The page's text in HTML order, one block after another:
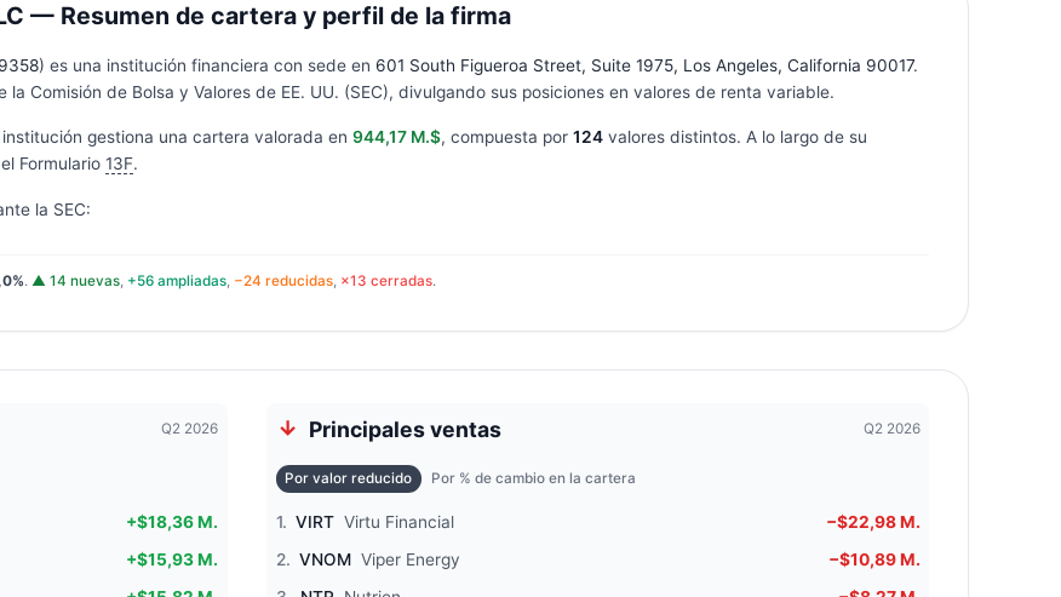
— Resumen de cartera y perfil de la firma
) es una institución financiera con sede en 601 South Figueroa Street, Suite 1975, Los Angeles, California 90017.
la Comisión de Bolsa y Valores de EE. UU. (SEC), divulgando sus posiciones en valores de renta variable.
institución gestiona una cartera valorada en 944,17 M.$, compuesta por 124valores distintos. A lo largo de su
Formulario 13F.
la SEC:
. ▲ 14 nuevas, +56 ampliadas, −24 reducidas, ×13 cerradas.
Q2 2026
+$18,36 M.
+$15,93 M.
Principales ventas Q2 2026
Por valor reducido Por % de cambio en la cartera
1. VIRT Virtu Financial
−$22,98 M.
2. VNOM Viper Energy
−$10,89 M.